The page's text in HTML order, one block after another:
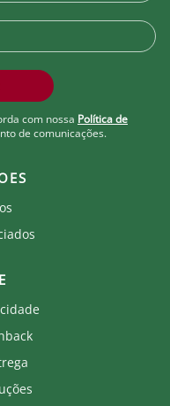
com nossa Política de
de comunicações.